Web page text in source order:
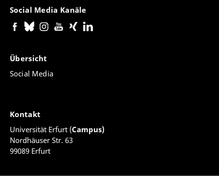
Social Media Kanäle
Übersicht
Social Media
Kontakt
Universität Erfurt (Campus)
Nordhäuser Str. 63
99089 Erfurt